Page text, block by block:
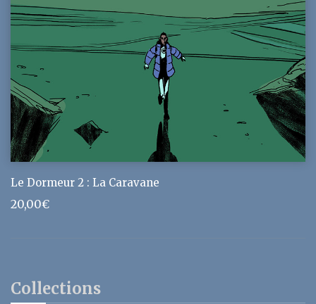
Collections
Le Dormeur 2 : La Caravane
20,00€